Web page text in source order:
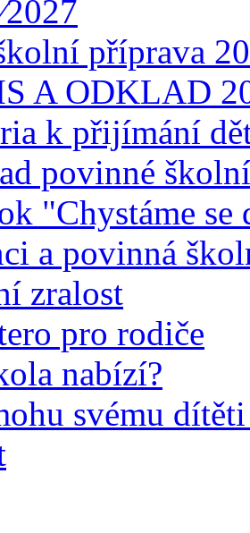
příprava
A ODKLAD
k přijímání
povinné
"Chystáme
a povinná
zralost
pro rodiče
nabízí?
svému